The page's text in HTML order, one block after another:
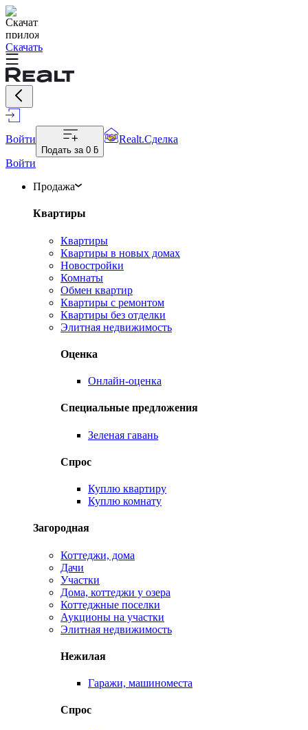
Скачать
Войти
Подать за 0 ƃ
Realt.Сделка
Войти
Продажа
Квартиры
Квартиры
Квартиры в новых домах
Новостройки
Комнаты
Обмен квартир
Квартиры с ремонтом
Квартиры без отделки
Элитная недвижимость
Оценка
Онлайн-оценка
Специальные предложения
Зеленая гавань
Спрос
Куплю квартиру
Куплю комнату
Загородная
Коттеджи, дома
Дачи
Участки
Дома, коттеджи у озера
Коттеджные поселки
Аукционы на участки
Элитная недвижимость
Нежилая
Гаражи, машиноместа
Спрос